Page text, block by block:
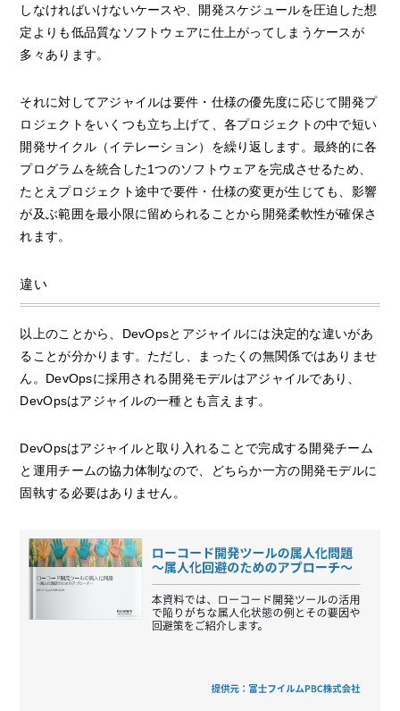
しなければいけないケースや、開発スケジュールを圧迫した想
定よりも低品質なソフトウェアに仕上がってしまうケースが
多々あります。
それに対してアジャイルは要件・仕様の優先度に応じて開発プ
ロジェクトをいくつも立ち上げて、各プロジェクトの中で短い
開発サイクル（イテレーション）を繰り返します。最終的に各
プログラムを統合した1つのソフトウェアを完成させるため、
たとえプロジェクト途中で要件・仕様の変更が生じても、影響
が及ぶ範囲を最小限に留められることから開発柔軟性が確保さ
れます。
違い
以上のことから、DevOpsとアジャイルには決定的な違いがあ
ることが分かります。ただし、まったくの無関係ではありませ
ん。DevOpsに採用される開発モデルはアジャイルであり、
DevOpsはアジャイルの一種とも言えます。
DevOpsはアジャイルと取り入れることで完成する開発チーム
と運用チームの協力体制なので、どちらか一方の開発モデルに
固執する必要はありません。